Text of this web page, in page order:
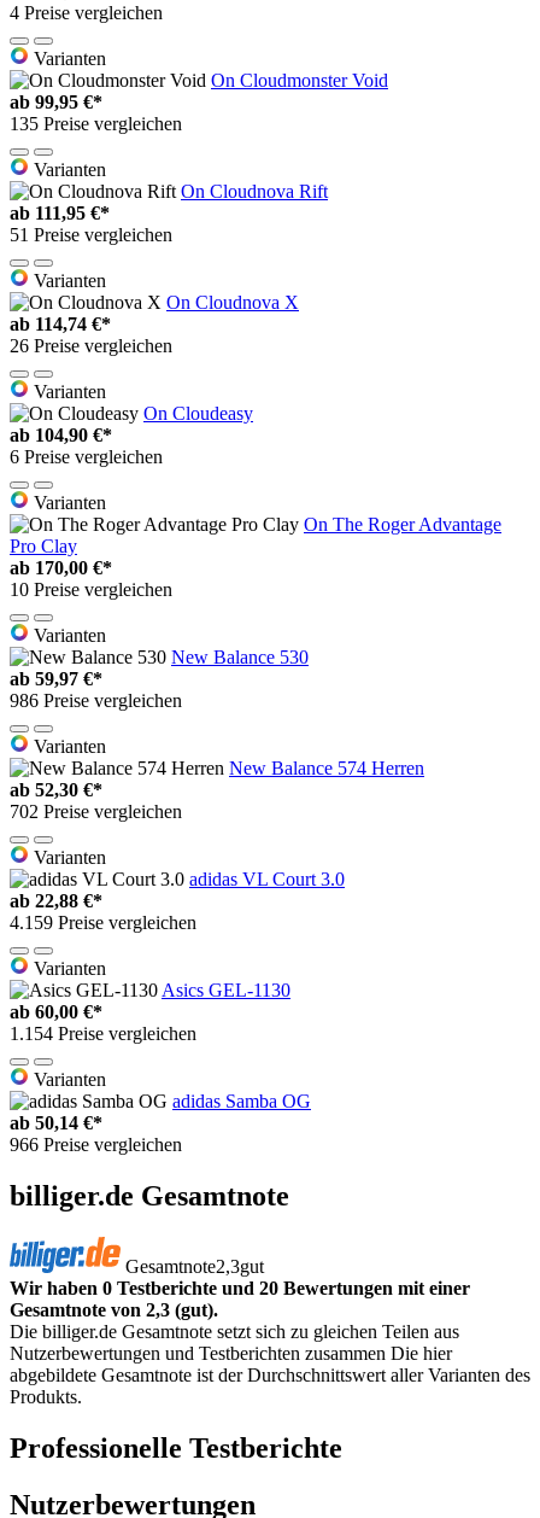
4 Preise vergleichen
Varianten
On Cloudmonster Void
ab 99,95 €*
135 Preise vergleichen
Varianten
On Cloudnova Rift
ab 111,95 €*
51 Preise vergleichen
Varianten
On Cloudnova X
ab 114,74 €*
26 Preise vergleichen
Varianten
On Cloudeasy
ab 104,90 €*
6 Preise vergleichen
Varianten
On The Roger Advantage
Pro Clay
ab 170,00 €*
10 Preise vergleichen
Varianten
New Balance 530
ab 59,97 €*
986 Preise vergleichen
Varianten
New Balance 574 Herren
ab 52,30 €*
702 Preise vergleichen
Varianten
adidas VL Court 3.0
ab 22,88 €*
4.159 Preise vergleichen
Varianten
Asics GEL-1130
ab 60,00 €*
1.154 Preise vergleichen
Varianten
adidas Samba OG
ab 50,14 €*
966 Preise vergleichen
billiger.de Gesamtnote
Gesamtnote2,3gut
Wir haben 0 Testberichte und 20 Bewertungen mit einer
Gesamtnote von 2,3 (gut).
Die billiger.de Gesamtnote setzt sich zu gleichen Teilen aus
Nutzerbewertungen und Testberichten zusammen Die hier
abgebildete Gesamtnote ist der Durchschnittswert aller Varianten des
Produkts.
Professionelle Testberichte
Nutzerbewertungen